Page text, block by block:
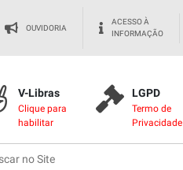
OUVIDORIA
ACESSO À
INFORMAÇÃO
V-Libras
Clique para
habilitar
LGPD
Termo de
Privacidade